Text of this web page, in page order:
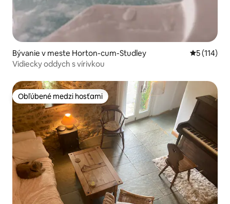
Bývanie v meste Horton-cum-Studley Priemerné
5 (114)
Vidiecky oddych s vírivkou
Obľúbené medzi hosťami
Obľúbené medzi hosťami